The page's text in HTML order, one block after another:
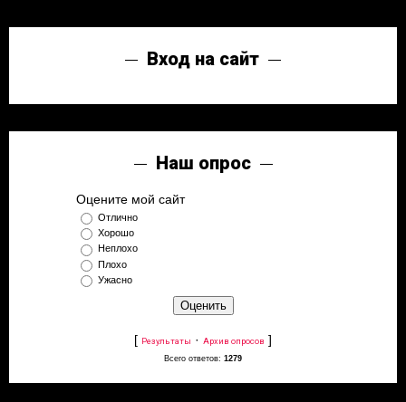
Вход на сайт
Наш опрос
Оцените мой сайт
Отлично
Хорошо
Неплохо
Плохо
Ужасно
[ Результаты · Архив опросов ]
Всего ответов: 1279